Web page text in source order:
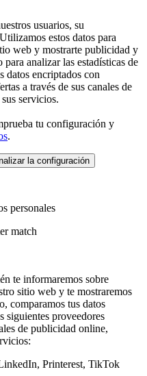
usuarios, su
estos datos para
web y mostrarte publicidad y
analizar las estadísticas de
datos encriptados con
a través de sus canales de
servicios.
tu configuración y
.
la configuración
personales
match
te informaremos sobre
sitio web y te mostraremos
comparamos tus datos
siguientes proveedores
de publicidad online,
Printerest, TikTok